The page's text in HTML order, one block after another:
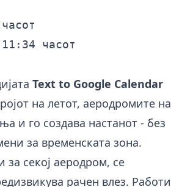
часот
Text to Google Calendar
на летот, аеродромите на
и го создава настанот - без
за временската зона.
секој аеродром, се
рачен влез. Работи